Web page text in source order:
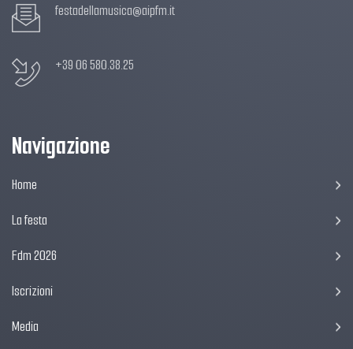
festadellamusica@aipfm.it
+39 06 580.38.25
Navigazione
Home
La festa
Fdm 2026
Iscrizioni
Media